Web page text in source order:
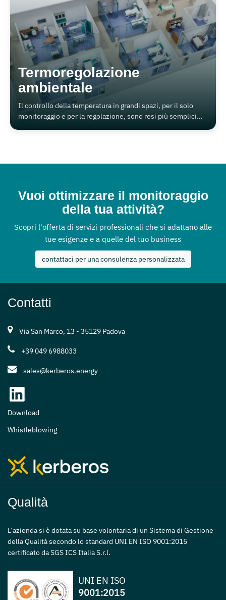
Termoregolazione
ambientale
Il controllo della temperatura in grandi spazi, per il solo
monitoraggio e per la regolazione, sono resi più semplici
Vuoi ottimizzare il monitoraggio
della tua attività?
Scopri l'offerta di servizi professionali che si adattano alle
tue esigenze e a quelle del tuo business
contattaci per una consulenza personalizzata
Contatti
Via San Marco, 13 - 35129 Padova
+39 049 6988033
sales@kerberos.energy
Download
Whistleblowing
Qualità
L’azienda si è dotata su base volontaria di un Sistema di Gestione
della Qualità secondo lo standard UNI EN ISO 9001:2015
certificato da SGS ICS Italia S.r.l.
UNI EN ISO
9001:2015